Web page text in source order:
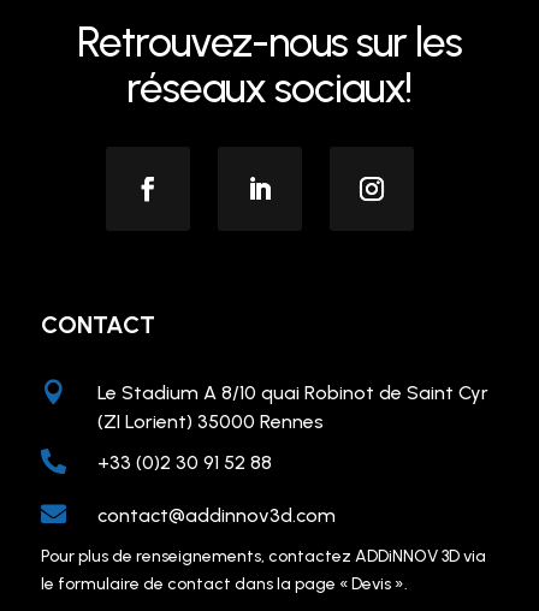
Retrouvez-nous sur les
réseaux sociaux!
CONTACT

Le Stadium A 8/10 quai Robinot de Saint Cyr
(ZI Lorient) 35000 Rennes
 +33 (0)2 30 91 52 88
 contact@addinnov3d.com
Pour plus de renseignements, contactez ADDiNNOV 3D via
le formulaire de contact dans la page « Devis ».